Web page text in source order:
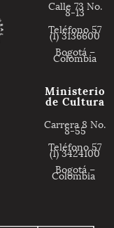
Calle 73 No.
8-13
Teléfono 57
(1) 3136600
Bogotá –
Colombia
Ministerio
de Cultura
Carrera 8 No.
8-55
Teléfono 57
(1) 3424100
Bogotá –
Colombia